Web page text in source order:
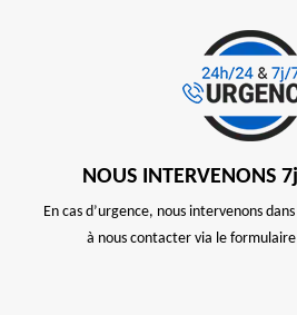
NOUS INTERVENONS
En cas d’urgence, nous intervenons
à nous contacter via le